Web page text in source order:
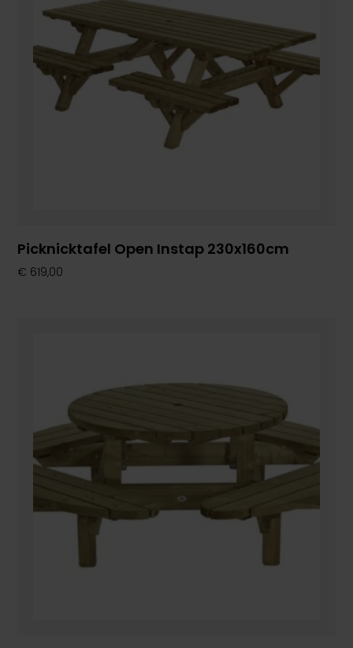
Picknicktafel Open Instap 230x160cm
€ 619,00